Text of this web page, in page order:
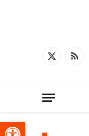
Obre la barra d'eines
X
RSS